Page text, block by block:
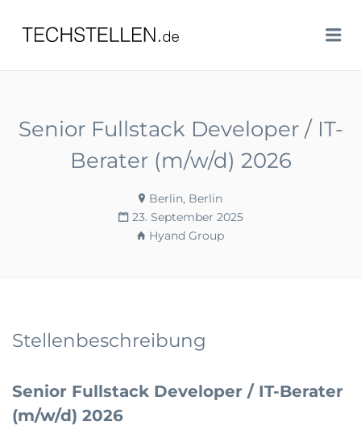
TECHSTELLEN.DE
Senior Fullstack Developer / IT-
Berater (m/w/d) 2026
Berlin, Berlin
23. September 2025
Hyand Group
Stellenbeschreibung
Senior Fullstack Developer / IT-Berater
(m/w/d) 2026